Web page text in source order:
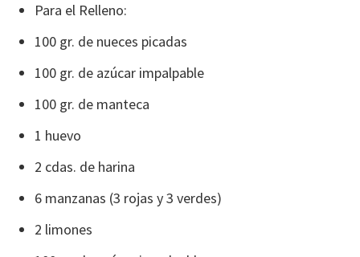
Para el Relleno:
100 gr. de nueces picadas
100 gr. de azúcar impalpable
100 gr. de manteca
1 huevo
2 cdas. de harina
6 manzanas (3 rojas y 3 verdes)
2 limones